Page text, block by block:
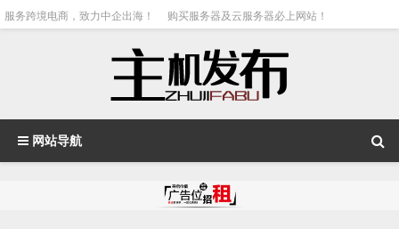
服务跨境电商，致力中企出海！ 购买服务器及云服务器必上网站！
网站导航